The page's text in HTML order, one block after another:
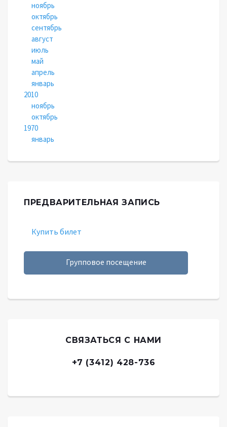
ноябрь
октябрь
сентябрь
август
июль
май
апрель
январь
2010
ноябрь
октябрь
1970
январь
ПРЕДВАРИТЕЛЬНАЯ ЗАПИСЬ
Купить билет
Групповое посещение
СВЯЗАТЬСЯ С НАМИ
+7 (3412) 428-736